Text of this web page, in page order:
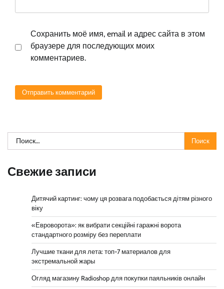
Сохранить моё имя, email и адрес сайта в этом
браузере для последующих моих
комментариев.
Найти:
Свежие записи
Дитячий картинг: чому ця розвага подобається дітям різного
віку
«Евроворота»: як вибрати секційні гаражні ворота
стандартного розміру без переплати
Лучшие ткани для лета: топ-7 материалов для
экстремальной жары
Огляд магазину Radioshop для покупки паяльників онлайн